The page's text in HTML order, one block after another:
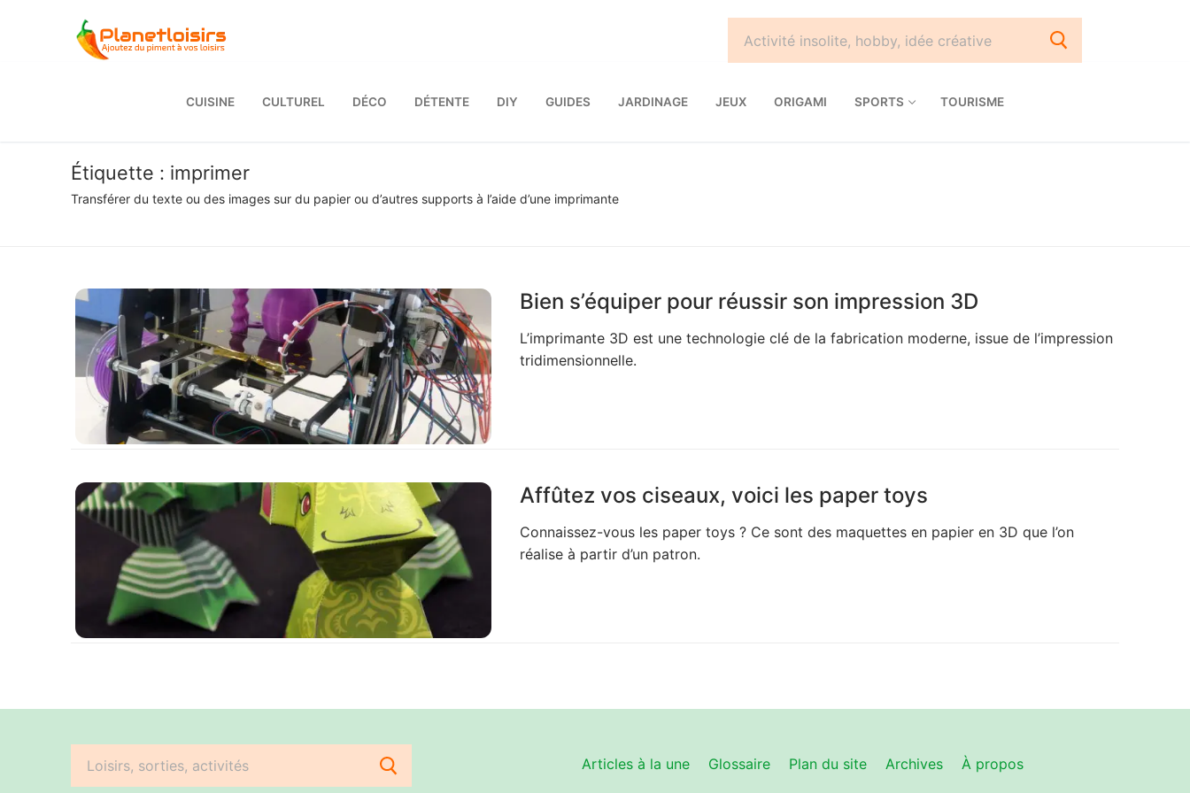
CUISINE CULTUREL DÉCO DÉTENTE DIY GUIDES JARDINAGE JEUX ORIGAMI SPORTS TOURISME
Étiquette : imprimer
Transférer du texte ou des images sur du papier ou d’autres supports à l’aide d’une imprimante
Bien s’équiper pour réussir son impression 3D
L’imprimante 3D est une technologie clé de la fabrication moderne, issue de l’impression
tridimensionnelle.
Affûtez vos ciseaux, voici les paper toys
Connaissez-vous les paper toys ? Ce sont des maquettes en papier en 3D que l’on
réalise à partir d’un patron.
Rechercher
Articles à la une Glossaire Plan du site Archives À propos